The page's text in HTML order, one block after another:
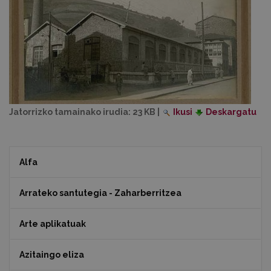
Jatorrizko tamainako irudia: 23 KB Ikusi Deskargatu
Alfa
Arrateko santutegia - Zaharberritzea
Arte aplikatuak
Azitaingo eliza